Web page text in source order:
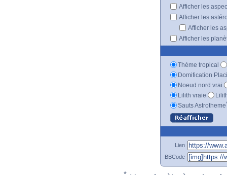
Afficher les
Afficher les
Afficher les
Afficher les
Thème tropical
Domification
Noeud nord vrai
Lilith vraie
Sauts Astrotheme
Lien
BBCode